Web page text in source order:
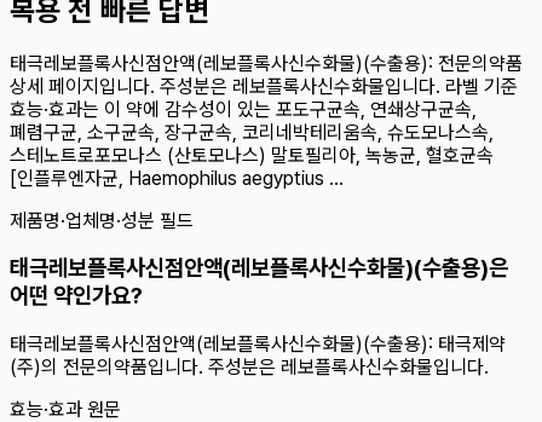
복용 전 빠른 답변
태극레보플록사신점안액(레보플록사신수화물)(수출용): 전문의약품
상세 페이지입니다. 주성분은 레보플록사신수화물입니다. 라벨 기준
효능·효과는 이 약에 감수성이 있는 포도구균속, 연쇄상구균속,
폐렴구균, 소구균속, 장구균속, 코리네박테리움속, 슈도모나스속,
스테노트로포모나스 (산토모나스) 말토필리아, 녹농균, 혈호균속
[인플루엔자균, Haemophilus aegyptius ...
제품명·업체명·성분 필드
태극레보플록사신점안액(레보플록사신수화물)(수출용)은
어떤 약인가요?
태극레보플록사신점안액(레보플록사신수화물)(수출용): 태극제약
(주)의 전문의약품입니다. 주성분은 레보플록사신수화물입니다.
효능·효과 원문